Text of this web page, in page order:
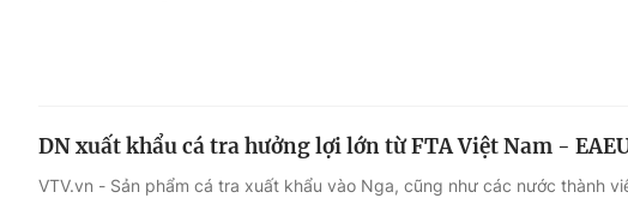
DN xuất khẩu cá tra hưởng lợi lớn từ FTA Việt Nam -
VTV.vn - Sản phẩm cá tra xuất khẩu vào Nga, cũng như các nước thành